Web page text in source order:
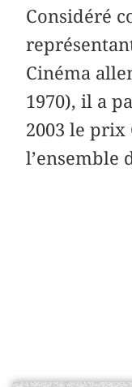
Considéré
Cinéma
1970), il a
2003 le prix
l’ensemble